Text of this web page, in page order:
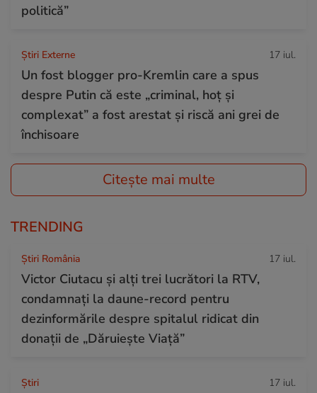
politică”
Știri Externe 17 iul.
Un fost blogger pro-Kremlin care a spus
despre Putin că este „criminal, hoț și
complexat” a fost arestat și riscă ani grei de
închisoare
Citește mai multe
TRENDING
Știri România 17 iul.
Victor Ciutacu și alți trei lucrători la RTV,
condamnați la daune-record pentru
dezinformările despre spitalul ridicat din
donații de „Dăruiește Viață”
Ştiri 17 iul.